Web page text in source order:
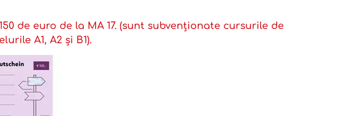
de euro de la MA 17. (sunt subvenționate cursurile de
A1, A2 și B1).